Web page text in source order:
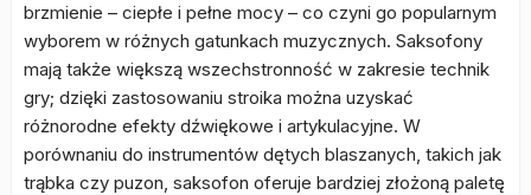
brzmienie – ciepłe i pełne mocy – co czyni go popularnym
wyborem w różnych gatunkach muzycznych. Saksofony
mają także większą wszechstronność w zakresie technik
gry; dzięki zastosowaniu stroika można uzyskać
różnorodne efekty dźwiękowe i artykulacyjne. W
porównaniu do instrumentów dętych blaszanych, takich jak
trąbka czy puzon, saksofon oferuje bardziej złożoną paletę